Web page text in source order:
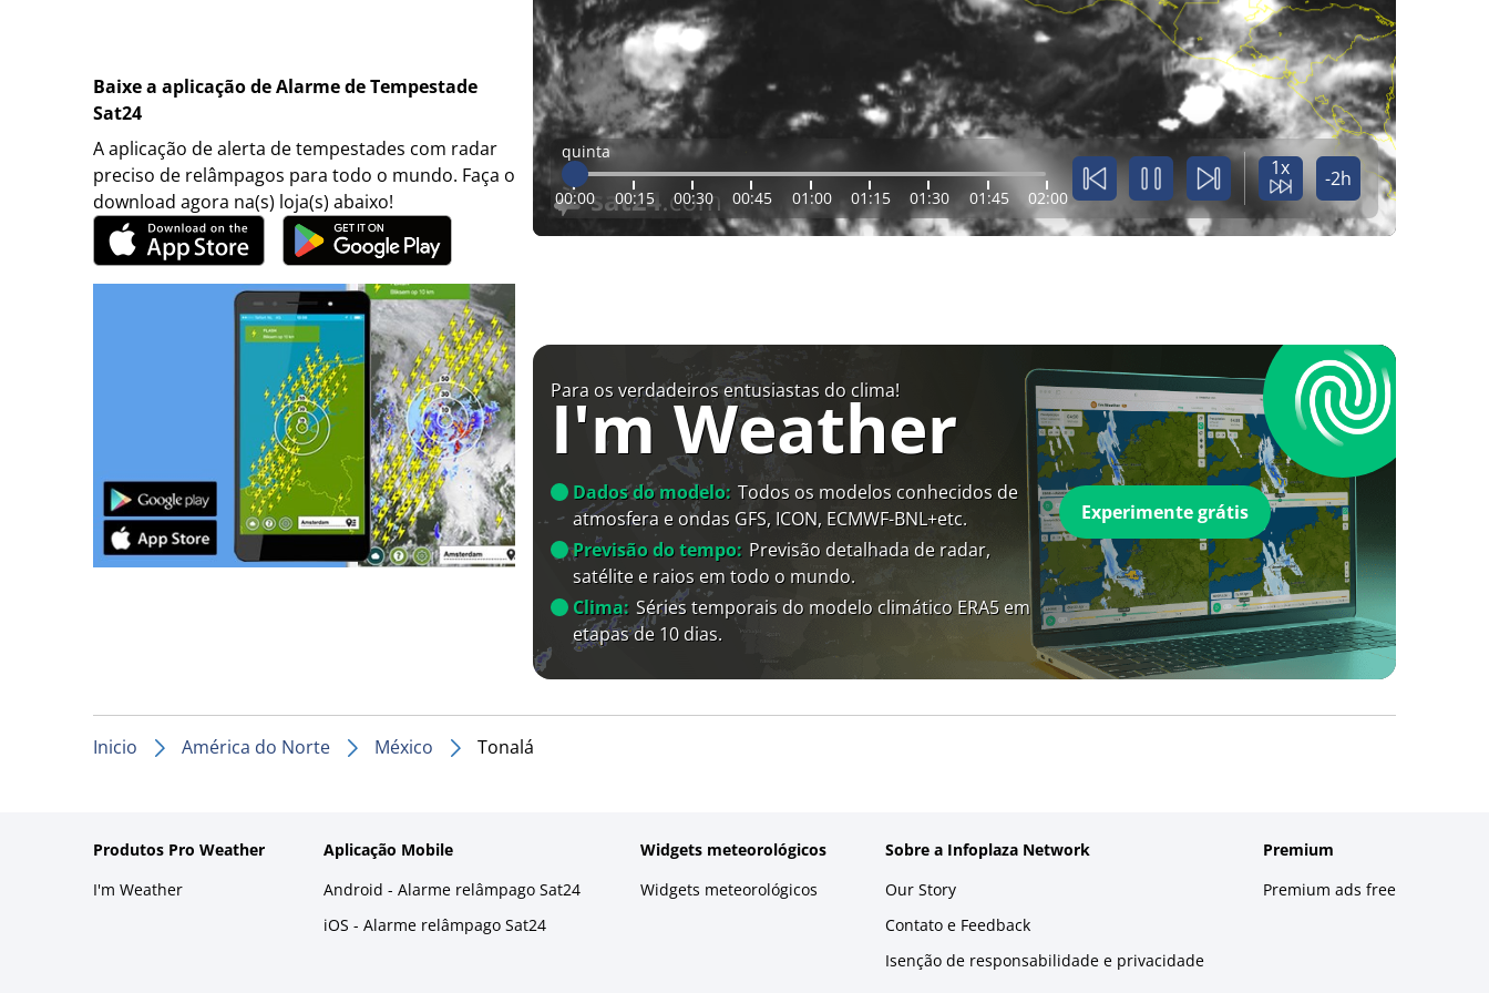
Baixe a aplicação de Alarme de Tempestade
Sat24
A aplicação de alerta de tempestades com radar
preciso de relâmpagos para todo o mundo. Faça o
download agora na(s) loja(s) abaixo!
quinta
00:00 00:15 00:30 00:45 01:00 01:15 01:30 01:45 02:00
1x -2h
Para os verdadeiros entusiastas do clima!
I'm Weather
Dados do modelo: Todos os modelos conhecidos de
atmosfera e ondas GFS, ICON, ECMWF-BNL+etc.
Previsão do tempo: Previsão detalhada de radar,
satélite e raios em todo o mundo.
Clima: Séries temporais do modelo climático ERA5 em
etapas de 10 dias.
Experimente grátis
Inicio América do Norte México Tonalá
Produtos Pro Weather
I'm Weather
Aplicação Mobile
Android - Alarme relâmpago Sat24
iOS - Alarme relâmpago Sat24
Widgets meteorológicos
Widgets meteorológicos
Sobre a Infoplaza Network
Our Story
Contato e Feedback
Isenção de responsabilidade e privacidade
Premium
Premium ads free